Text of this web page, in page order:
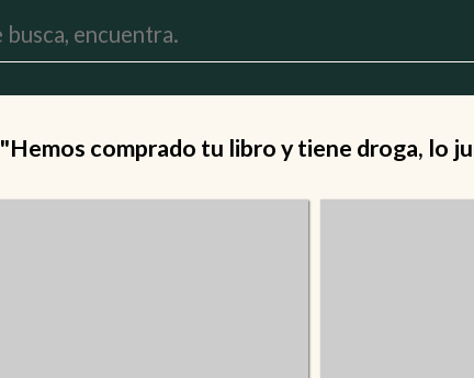
"Hemos comprado tu libro y tiene droga, lo